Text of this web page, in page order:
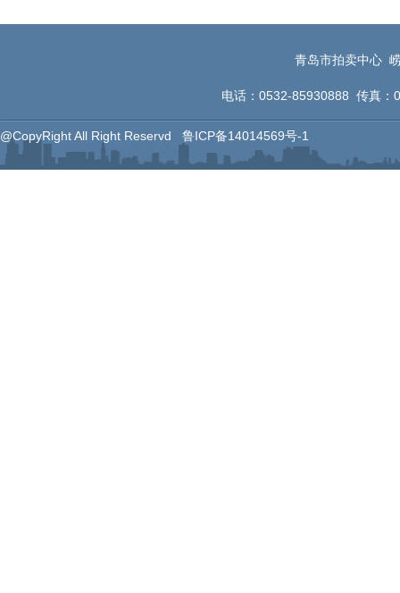
青岛市拍卖中心
电话：0532-85930888 传真：
@CopyRight All Right Reservd 鲁ICP备14014569号-1